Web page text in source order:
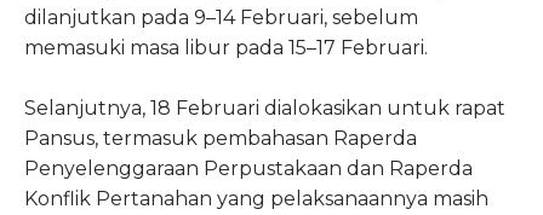
dilanjutkan pada 9–14 Februari, sebelum
memasuki masa libur pada 15–17 Februari.
Selanjutnya, 18 Februari dialokasikan untuk rapat
Pansus, termasuk pembahasan Raperda
Penyelenggaraan Perpustakaan dan Raperda
Konflik Pertanahan yang pelaksanaannya masih